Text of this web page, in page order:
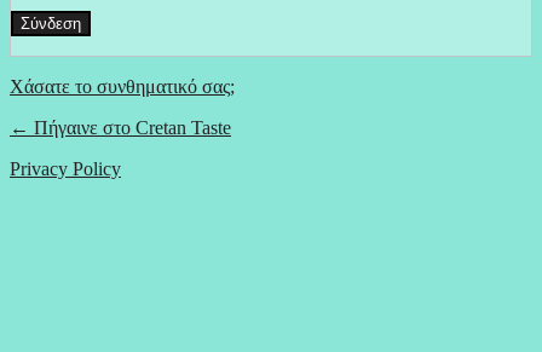
Χάσατε το συνθηματικό σας;
← Πήγαινε στο Cretan Taste
Privacy Policy